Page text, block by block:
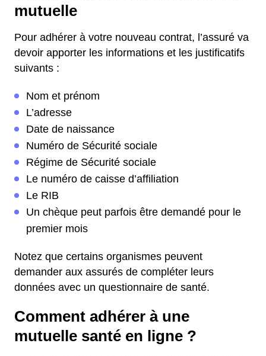
mutuelle
Pour adhérer à votre nouveau contrat, l’assuré va
devoir apporter les informations et les justificatifs
suivants :
Nom et prénom
L’adresse
Date de naissance
Numéro de Sécurité sociale
Régime de Sécurité sociale
Le numéro de caisse d’affiliation
Le RIB
Un chèque peut parfois être demandé pour le
premier mois
Notez que certains organismes peuvent
demander aux assurés de compléter leurs
données avec un questionnaire de santé.
Comment adhérer à une
mutuelle santé en ligne ?